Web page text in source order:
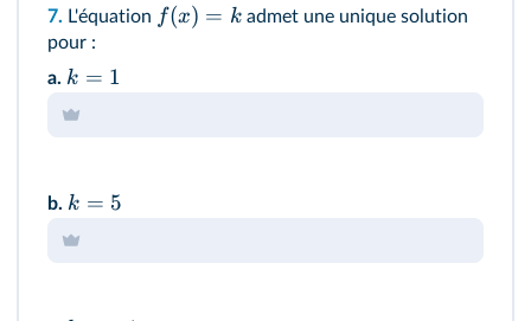
7. L'équation f(x) = k admet une unique solution
pour :
a. k = 1
b. k = 5